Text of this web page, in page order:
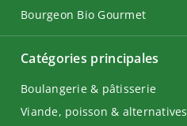
Catégories principales
Boulangerie & pâtisserie
Viande, poisson & alternatives
Bourgeon Bio Gourmet